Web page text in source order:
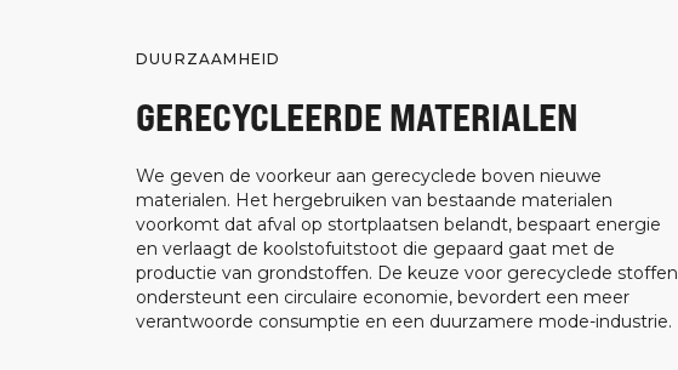
DUURZAAMHEID
GERECYCLEERDE MATERIALEN
We geven de voorkeur aan gerecyclede boven nieuwe
materialen. Het hergebruiken van bestaande materialen
voorkomt dat afval op stortplaatsen belandt, bespaart energie
en verlaagt de koolstofuitstoot die gepaard gaat met de
productie van grondstoffen. De keuze voor gerecyclede stoffen
ondersteunt een circulaire economie, bevordert een meer
verantwoorde consumptie en een duurzamere mode-industrie.